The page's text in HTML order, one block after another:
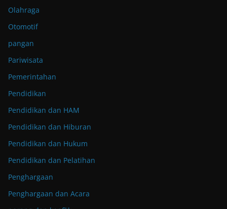
Olahraga
Otomotif
pangan
Pariwisata
Pemerintahan
Pendidikan
Pendidikan dan HAM
Pendidikan dan Hiburan
Pendidikan dan Hukum
Pendidikan dan Pelatihan
Penghargaan
Penghargaan dan Acara